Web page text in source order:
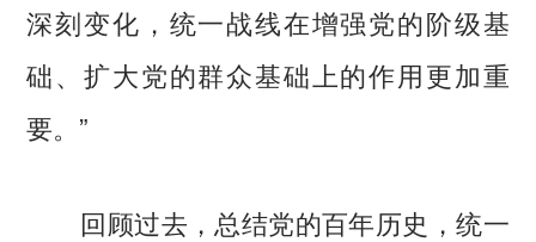
深刻变化，统一战线在增强党的阶级基
础、扩大党的群众基础上的作用更加重
要。”
回顾过去，总结党的百年历史，统一